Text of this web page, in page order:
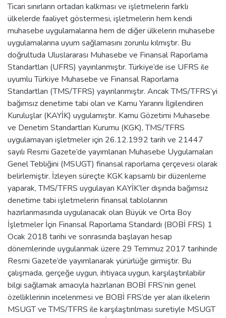
Ticari sınırların ortadan kalkması ve işletmelerin farklı
ülkelerde faaliyet göstermesi, işletmelerin hem kendi
muhasebe uygulamalarına hem de diğer ülkelerin muhasebe
uygulamalarına uyum sağlamasını zorunlu kılmıştır. Bu
doğrultuda Uluslararası Muhasebe ve Finansal Raporlama
Standartları (UFRS) yayınlanmıştır. Türkiye’de ise UFRS ile
uyumlu Türkiye Muhasebe ve Finansal Raporlama
Standartları (TMS/TFRS) yayınlanmıştır. Ancak TMS/TFRS’yi
bağımsız denetime tabi olan ve Kamu Yararını İlgilendiren
Kuruluşlar (KAYİK) uygulamıştır. Kamu Gözetimi Muhasebe
ve Denetim Standartları Kurumu (KGK), TMS/TFRS
uygulamayan işletmeler için 26.12.1992 tarih ve 21447
sayılı Resmi Gazete’de yayımlanan Muhasebe Uygulamaları
Genel Tebliğini (MSUGT) finansal raporlama çerçevesi olarak
belirlemiştir. İzleyen süreçte KGK kapsamlı bir düzenleme
yaparak, TMS/TFRS uygulayan KAYİK’ler dışında bağımsız
denetime tabi işletmelerin finansal tablolarının
hazırlanmasında uygulanacak olan Büyük ve Orta Boy
İşletmeler İçin Finansal Raporlama Standardı (BOBİ FRS) 1
Ocak 2018 tarihi ve sonrasında başlayan hesap
dönemlerinde uygulanmak üzere 29 Temmuz 2017 tarihinde
Resmi Gazete’de yayımlanarak yürürlüğe girmiştir. Bu
çalışmada, gerçeğe uygun, ihtiyaca uygun, karşılaştırılabilir
bilgi sağlamak amacıyla hazırlanan BOBİ FRS’nin genel
özelliklerinin incelenmesi ve BOBİ FRS’de yer alan ilkelerin
MSUGT ve TMS/TFRS ile karşılaştırılması suretiyle MSUGT